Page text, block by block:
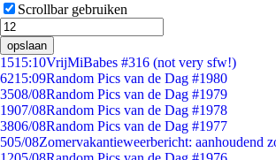
Scrollbar gebruiken
opslaan
1515:10VrijMiBabes #316 (not very sfw!)
6215:09Random Pics van de Dag #1980
3508/08Random Pics van de Dag #1979
1907/08Random Pics van de Dag #1978
3806/08Random Pics van de Dag #1977
505/08Zomervakantieweerbericht: aanhoudend